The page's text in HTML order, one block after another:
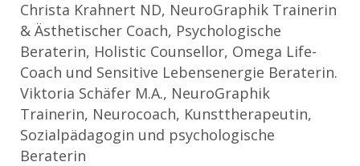
Christa Krahnert ND, NeuroGraphik Trainerin
& Ästhetischer Coach, Psychologische
Beraterin, Holistic Counsellor, Omega Life-
Coach und Sensitive Lebensenergie Beraterin.
Viktoria Schäfer M.A., NeuroGraphik
Trainerin, Neurocoach, Kunsttherapeutin,
Sozialpädagogin und psychologische
Beraterin